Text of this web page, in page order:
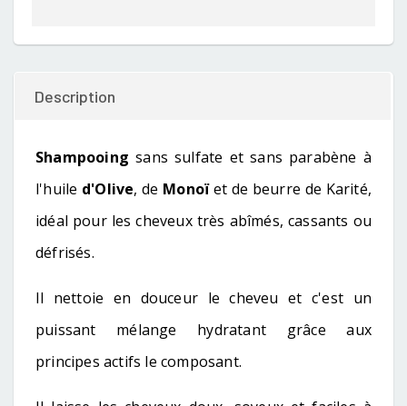
Description
Shampooing sans sulfate et sans parabène à
l'huile d'Olive, de Monoïet de beurre de Karité,
idéal pour les cheveux très abîmés, cassants ou
défrisés.
Il nettoie en douceur le cheveu et c'est un
puissant mélange hydratant grâce aux
principes actifs le composant.